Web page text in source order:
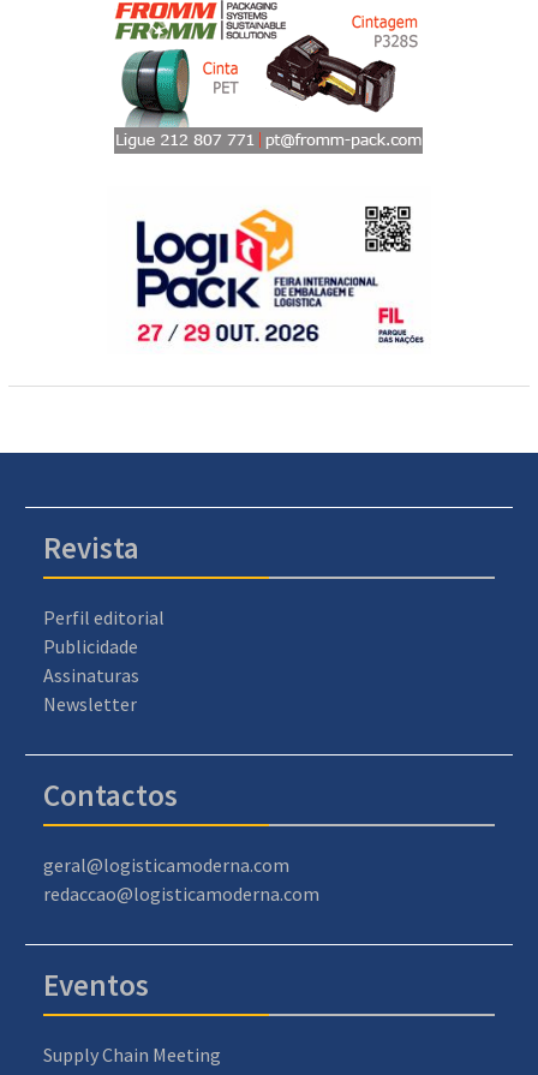
Revista
Perfil editorial
Publicidade
Assinaturas
Newsletter
Contactos
geral@logisticamoderna.com
redaccao@logisticamoderna.com
Eventos
Supply Chain Meeting